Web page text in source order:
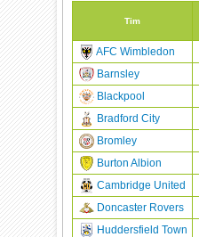
Tim
AFC Wimbledon
Barnsley
Blackpool
Bradford City
Bromley
Burton Albion
Cambridge United
Doncaster Rovers
Huddersfield Town